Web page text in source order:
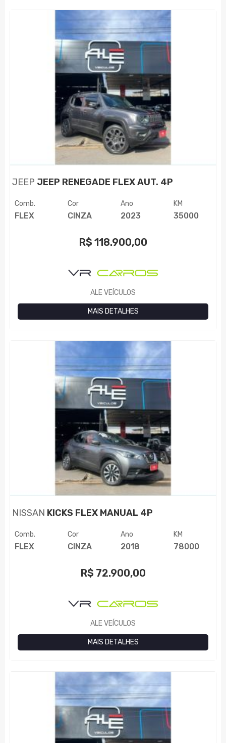
JEEP JEEP RENEGADE FLEX AUT. 4P
Comb.
FLEX
Cor
CINZA
Ano
2023
KM
35000
R$ 118.900,00
ALE VEÍCULOS
MAIS DETALHES
NISSAN KICKS FLEX MANUAL 4P
Comb.
FLEX
Cor
CINZA
Ano
2018
KM
78000
R$ 72.900,00
ALE VEÍCULOS
MAIS DETALHES